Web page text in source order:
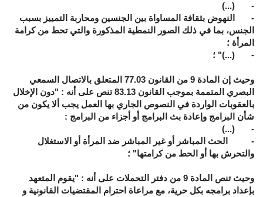
- (...)
- النهوض بثقافة المساواة بين الجنسين ومحاربة التمييز بسبب
الجنس، بما في ذلك الصور النمطية المذكورة والتي تحط من كرامة
المرأة ؛
- (...)" ؛
وحيث إن المادة 9 من القانون 77.03 المتعلق بالاتصال السمعي
البصري المتممة بموجب القانون 83.13 تنص على أنه : "دون الإخلال
بالعقوبات الواردة في النصوص الجاري بها العمل يجب ألا يكون من
شأن البرامج وإعادة بث البرامج أو أجزاء من البرامج :
- (...)
- الحث المباشر أو غير المباشر ضد المرأة أو الاستغلال
والتحرش بها أو الحط من كرامتها" ؛
وحيث تنص المادة 9 من دفتر التحملات على أنه : "يقوم المتعهد
بإعداد برامجه بكل حرية، مع مراعاة احترام المقتضيات القانونية و